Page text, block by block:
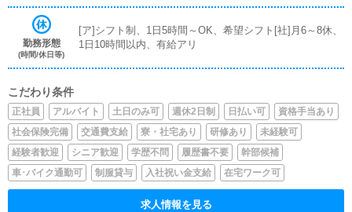
込み方
勤務形態
(時間/休日等)
[ア]シフト制、1日5時間～OK、希望シフト[社]月6～8休、
1日10時間以内、有給アリ
こだわり条件
正社員 アルバイト 土日のみ可 週休2日制 日払い可
資格手当あり
社会保険完備
交通費支給 寮・社宅あり 研修あり
未経験可
経験者歓迎
シニア歓迎 学歴不問 履歴書不要
幹部候補
車･バイク通勤可
制服貸与 入社祝い金支給 在宅ワーク可
求人情報を見る